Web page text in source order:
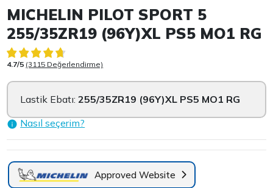
Item 1 of 3
MICHELIN PILOT SPORT 5
255/35ZR19 (96Y)XL PS5 MO1 RG
4.7/5 (3115 Değerlendirme)
Lastik Ebatı:255/35ZR19 (96Y)XL PS5 MO1 RG
Nasıl seçerim?
Approved Website